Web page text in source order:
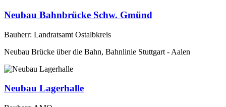
Neubau Bahnbrücke Schw. Gmünd
Bauherr: Landratsamt Ostalbkreis
Neubau Brücke über die Bahn, Bahnlinie Stuttgart - Aalen
Neubau Lagerhalle